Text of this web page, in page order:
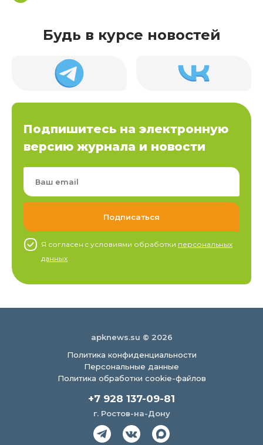
Будь в курсе новостей
Подпишитесь на электронную
версию журнала и новости
Я согласен c условиями обработки персональных
данных
apknews.su © 2026
Политика конфиденциальности
Персональные данные
Политика обработки cookie-файлов
+7 928 137-09-81
г. Ростов-на-Дону